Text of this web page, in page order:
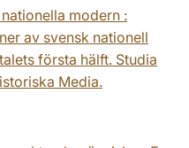
modern :
av svensk nationell
första hälft. Studia
Media.